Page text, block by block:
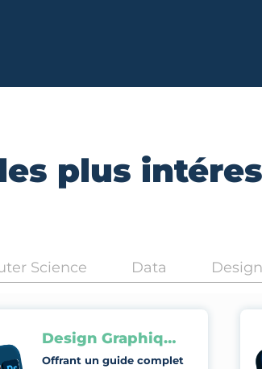
plus
Science Data Design
Design Graphique
Offrant un guide complet